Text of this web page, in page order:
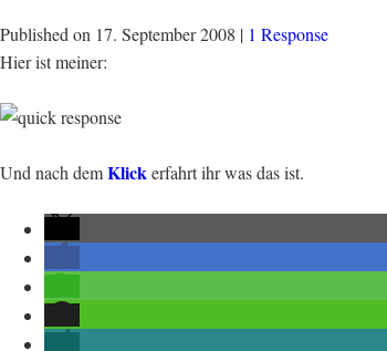
Published on 17. September 2008 | 1 Response
Hier ist meiner:
Und nach demKlickerfahrt ihr was das ist.